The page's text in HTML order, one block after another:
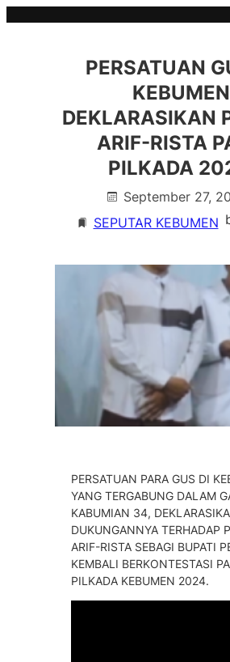
PERSATUAN
KEBUMEN
DEKLARASIKAN
ARIF-RISTA
PILKADA
September 27,
SEPUTAR KEBUMEN
PERSATUAN PARA GUS DI
YANG TERGABUNG DALAM
KABUMIAN 34,
DUKUNGANNYA TERHADAP
ARIF-RISTA SEBAGI BUPATI
KEMBALI BERKONTESTASI
PILKADA KEBUMEN 2024.